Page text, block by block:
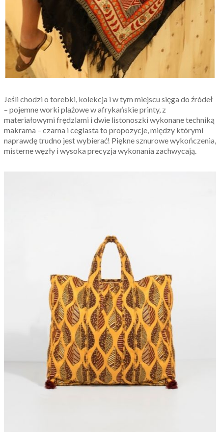
Jeśli chodzi o torebki, kolekcja i w tym miejscu sięga do źródeł
– pojemne worki plażowe w afrykańskie printy, z
materiałowymi frędzlami i dwie listonoszki wykonane techniką
makrama – czarna i ceglasta to propozycje, między którymi
naprawdę trudno jest wybierać! Piękne sznurowe wykończenia,
misterne węzły i wysoka precyzja wykonania zachwycają.